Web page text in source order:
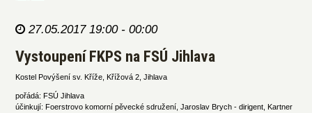
27.05.2017 19:00 - 00:00
Vystoupení FKPS na FSÚ Jihlava
Kostel Povýšení sv. Kříže, Křížová 2, Jihlava
pořádá: FSÚ Jihlava
účinkují: Foerstrovo komorní pěvecké sdružení, Jaroslav Brych - dirigent, Kartner